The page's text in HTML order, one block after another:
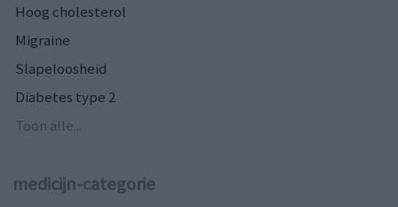
Hoog cholesterol
Migraine
Slapeloosheid
Diabetes type 2
Toon alle...
medicijn-categorie